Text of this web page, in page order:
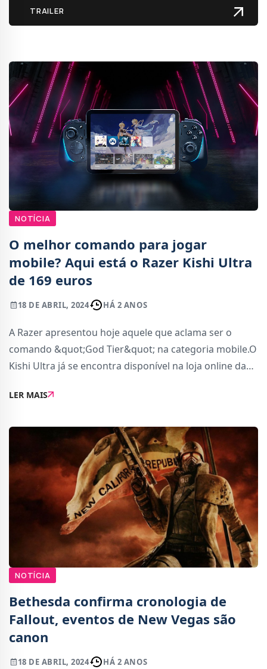
NOTÍCIA
O melhor comando para jogar
mobile? Aqui está o Razer Kishi Ultra
de 169 euros
18 DE ABRIL, 2024 HÁ 2 ANOS
A Razer apresentou hoje aquele que aclama ser o
comando &quot;God Tier&quot; na categoria mobile.O
Kishi Ultra já se encontra disponível na loja online da
especificamente para acomodar telemóveis gr
LER MAIS
NOTÍCIA
Bethesda confirma cronologia de
Fallout, eventos de New Vegas são
canon
18 DE ABRIL, 2024 HÁ 2 ANOS
TRAILER